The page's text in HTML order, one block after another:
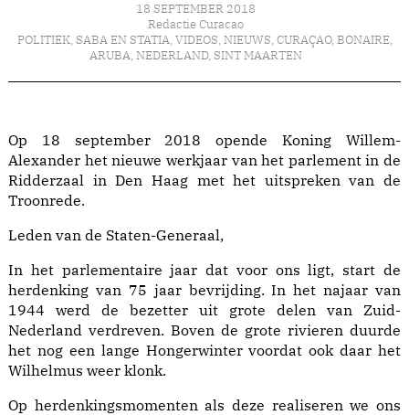
18 SEPTEMBER 2018
Redactie Curacao
POLITIEK, SABA EN STATIA, VIDEOS, NIEUWS, CURAÇAO, BONAIRE,
ARUBA, NEDERLAND, SINT MAARTEN
Op 18 september 2018 opende Koning Willem-
Alexander het nieuwe werkjaar van het parlement in de
Ridderzaal in Den Haag met het uitspreken van de
Troonrede.
Leden van de Staten-Generaal,
In het parlementaire jaar dat voor ons ligt, start de
herdenking van 75 jaar bevrijding. In het najaar van
1944 werd de bezetter uit grote delen van Zuid-
Nederland verdreven. Boven de grote rivieren duurde
het nog een lange Hongerwinter voordat ook daar het
Wilhelmus weer klonk.
Op herdenkingsmomenten als deze realiseren we ons